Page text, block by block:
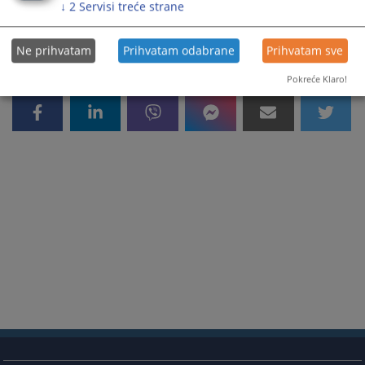
↓ 2 Servisi treće strane
Ne prihvatam Prihvatam odabrane Prihvatam sve
Pokreće Klaro!